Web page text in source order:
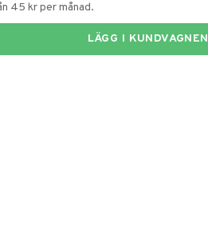
45 kr per månad.
LÄGG I KUNDVAGNEN